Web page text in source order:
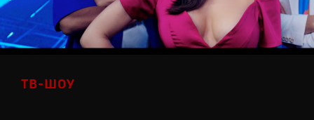
ТВ-ШОУ